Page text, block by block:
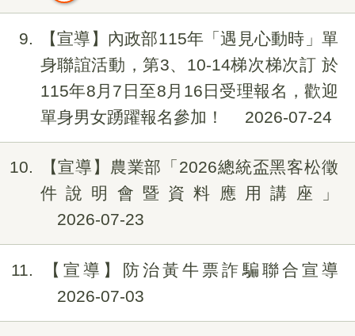
9
【宣導】內政部115年「遇見心動時」單
身聯誼活動，第3、10-14梯次梯次訂 於
115年8月7日至8月16日受理報名，歡迎
單身男女踴躍報名參加！
2026-07-24
10
【宣導】農業部「2026總統盃黑客松徵
件說明會暨資料應用講座」
2026-07-23
11
【宣導】防治黃牛票詐騙聯合宣導
2026-07-03